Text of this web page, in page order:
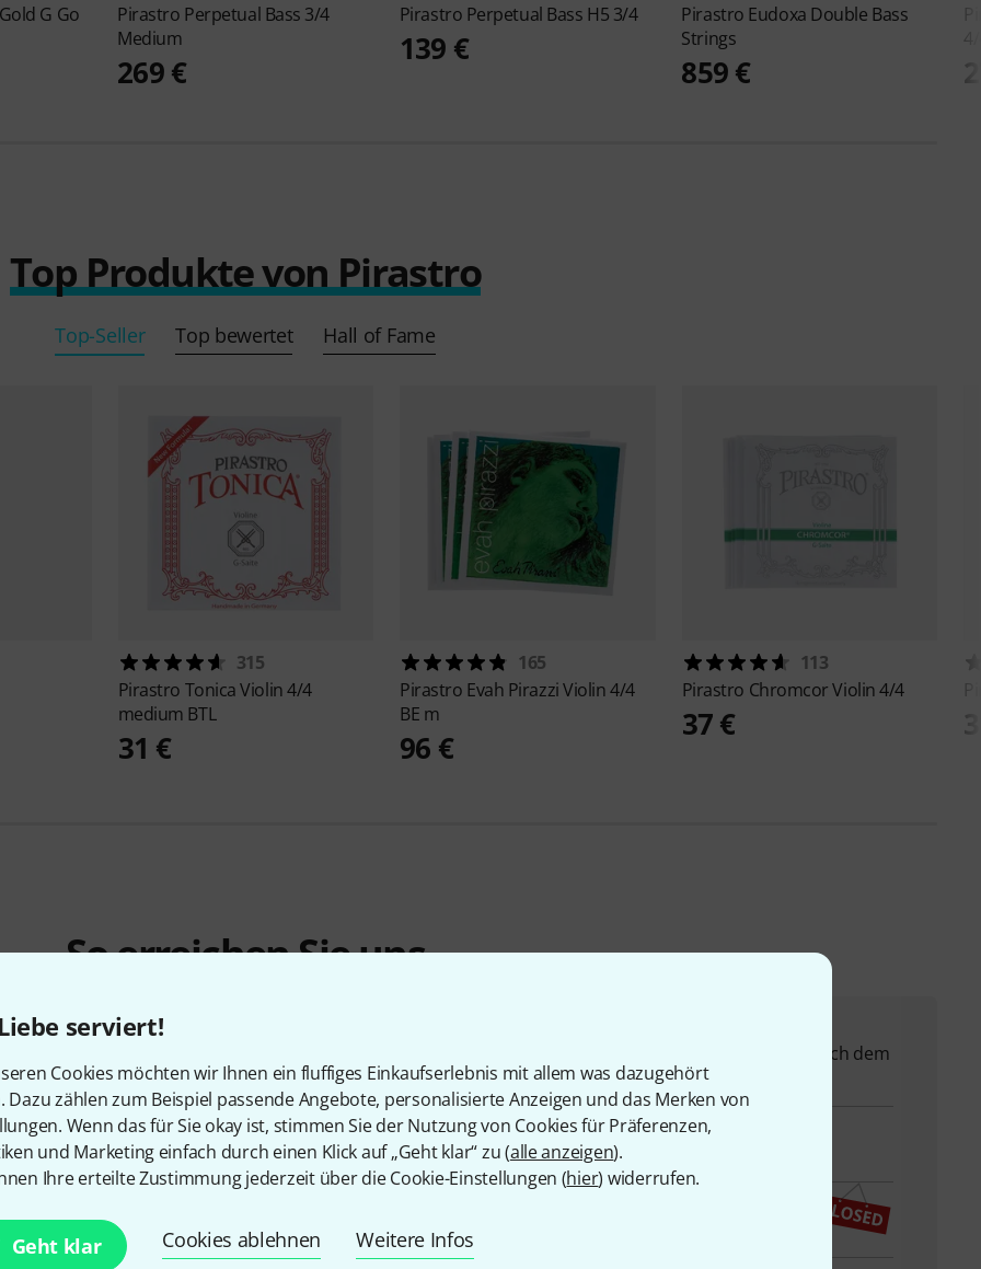
serviert!
Cookies möchten wir Ihnen ein fluffiges Einkaufserlebnis mit allem was dazugehört
Dazu zählen zum Beispiel passende Angebote, personalisierte Anzeigen und das Merken von
Wenn das für Sie okay ist, stimmen Sie der Nutzung von Cookies für Präferenzen,
und Marketing einfach durch einen Klick auf „Geht klar“ zu (alle anzeigen).
Ihre erteilte Zustimmung jederzeit über die Cookie-Einstellungen (hier) widerrufen.
Geht klar Cookies ablehnen Weitere Infos
G Go
Pirastro Perpetual Bass 3/4
Medium
269 €
Pirastro Perpetual Bass H5 3/4
139 €
Pirastro Eudoxa Double Bass
Strings
859 €
Top Produkte von Pirastro
Top-Seller Top bewertet Hall of Fame
315
Pirastro Tonica Violin 4/4
medium BTL
31 €
165
Pirastro Evah Pirazzi Violin 4/4
BE m
96 €
113
Pirastro Chromcor Violin 4/4
37 €
So erreichen Sie uns
Unser Thomann Team Kundenservice steht Ihnen bei allen Fragen und Problemen nach dem
Kauf zur Seite.
Kundennummer bereithalten